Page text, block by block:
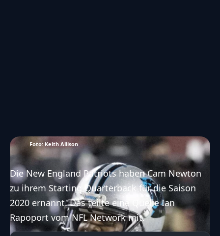
Foto: Keith Allison
Die New England Patriots haben Cam Newton
zu ihrem Starting Quarterback für die Saison
2020 ernannt. Das teilte eine Quelle Ian
Rapoport vom NFL Network mit.